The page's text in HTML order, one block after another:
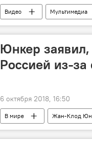
Видео Мультимедиа
Юнкер заявил,
Россией из-
6 октября 2018, 16:50
В мире Жан-Клод
Нидерланды
ОЗХО